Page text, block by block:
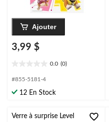
Ajouter
3,99 $
0.0 (0)
étoile(s)
5.
#855-5181-4
12 En Stock
Verre à surprise Level